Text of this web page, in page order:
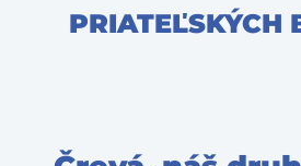
PRIATEĽSKÝCH